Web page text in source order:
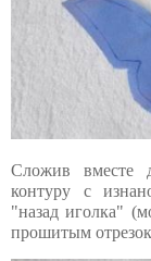
Сложив вместе
контуру с
"назад иголка"
прошитым